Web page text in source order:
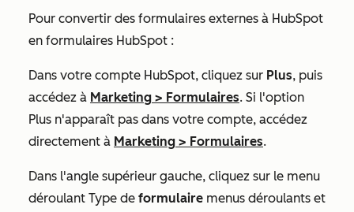
Pour convertir des formulaires externes à HubSpot
en formulaires HubSpot :
Dans votre compte HubSpot, cliquez sur Plus, puis
accédez à Marketing > Formulaires. Si l'option
Plus n'apparaît pas dans votre compte, accédez
directement à Marketing > Formulaires.
Dans l'angle supérieur gauche, cliquez sur le menu
déroulant Type de formulaire menus déroulants et